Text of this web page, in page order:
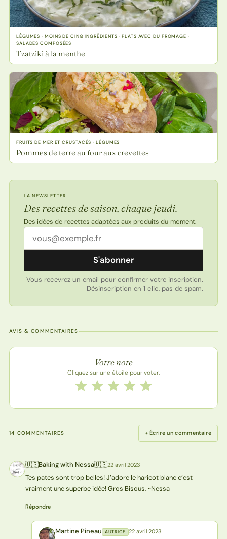
LÉGUMES · MOINS DE CINQ INGRÉDIENTS · PLATS AVEC DU FROMAGE ·
SALADES COMPOSÉES
Tzatziki à la menthe
FRUITS DE MER ET CRUSTACÉS · LÉGUMES
Pommes de terre au four aux crevettes
LA NEWSLETTER
Des recettes de saison, chaque jeudi.
Des idées de recettes adaptées aux produits du moment.
Adresse email
S'abonner
Vous recevrez un email pour confirmer votre inscription.
Désinscription en 1 clic, pas de spam.
AVIS & COMMENTAIRES
Note de la recette
Votre note
Cliquez sur une étoile pour voter.
Notez cette recette de 1 à 5 étoiles
5 étoiles
4 étoiles
3 étoiles
2 étoiles
1 étoile
14 COMMENTAIRES + Écrire un commentaire
🇺N 🇺🇸Baking with Nessa🇺🇸22 avril 2023
Tes pates sont trop belles! J’adore le haricot blanc c’est
vraiment une superbe idée! Gros Bisous, ~Nessa
Répondre
MP Martine Pineau AUTRICE 22 avril 2023